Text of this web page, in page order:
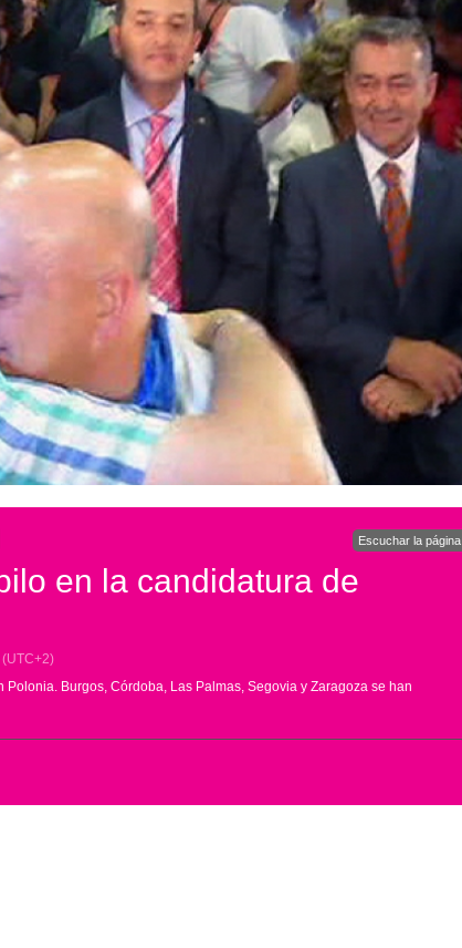
Escuchar la página
en la candidatura de
(UTC+2)
Burgos, Córdoba, Las Palmas, Segovia y Zaragoza se han